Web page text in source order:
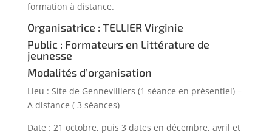
formation à distance.
Organisatrice : TELLIER Virginie
Public : Formateurs en Littérature de
jeunesse
Modalités d’organisation
Lieu : Site de Gennevilliers (1 séance en présentiel) –
A distance ( 3 séances)
Date : 21 octobre, puis 3 dates en décembre, avril et